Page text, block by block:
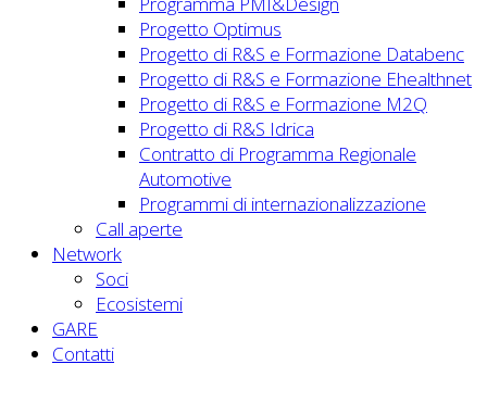
Progetto Optimus
Progetto di R&S e Formazione Databenc
Progetto di R&S e Formazione Ehealthnet
Progetto di R&S e Formazione M2Q
Progetto di R&S Idrica
Contratto di Programma Regionale
Automotive
Programmi di internazionalizzazione
Call aperte
Network
Soci
Ecosistemi
GARE
Contatti